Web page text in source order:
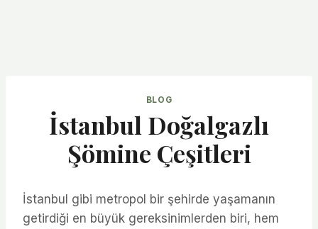
BLOG
İstanbul Doğalgazlı
Şömine Çeşitleri
İstanbul gibi metropol bir şehirde yaşamanın
getirdiği en büyük gereksinimlerden biri, hem